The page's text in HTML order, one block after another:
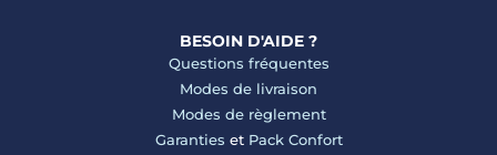
BESOIN D'AIDE ?
Questions fréquentes
Modes de livraison
Modes de règlement
Garanties et Pack Confort